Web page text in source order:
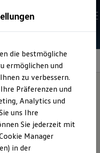
finden
& konfigurieren
für
die bestmögliche
ermöglichen und
zu verbessern.
Präferenzen und
Analytics und
uns Ihre
Sie jederzeit mit
Manager
in der